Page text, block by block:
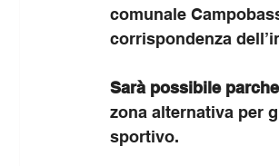
comunale
corrispondenza
Sarà possibile
zona alternativa per
sportivo.